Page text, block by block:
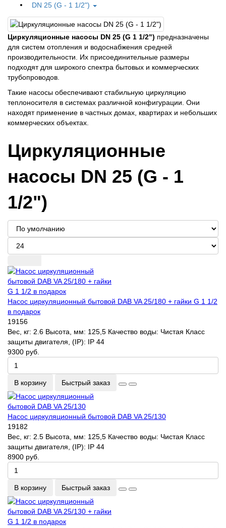
DN 25 (G - 1 1/2")
Циркуляционные насосы DN 25 (G 1 1/2") предназначены
для систем отопления и водоснабжения средней
производительности. Их присоединительные размеры
подходят для широкого спектра бытовых и коммерческих
трубопроводов.
Такие насосы обеспечивают стабильную циркуляцию
теплоносителя в системах различной конфигурации. Они
находят применение в частных домах, квартирах и небольших
коммерческих объектах.
Циркуляционные
насосы DN 25 (G - 1
1/2")
Насос циркуляционный бытовой DAB VA 25/180 + гайки G 1 1/2
в подарок
19156
Вес, кг: 2.6 Высота, мм: 125,5 Качество воды: Чистая Класс
защиты двигателя, (IP): IP 44
9300 руб.
В корзину Быстрый заказ
Насос циркуляционный бытовой DAB VA 25/130
19182
Вес, кг: 2.5 Высота, мм: 125,5 Качество воды: Чистая Класс
защиты двигателя, (IP): IP 44
8900 руб.
В корзину Быстрый заказ